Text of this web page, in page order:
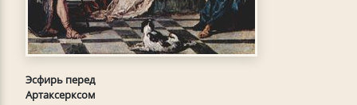
Эсфирь перед
Артаксерксом